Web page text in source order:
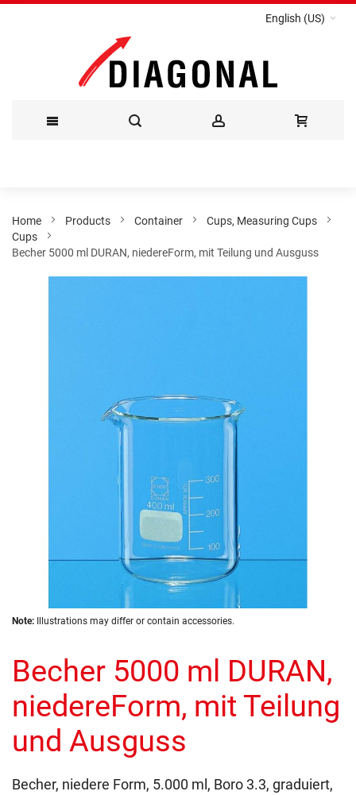
English (US)
Content
Home Products Container
Cups, Measuring Cups
Cups
Becher 5000 ml DURAN, niedereForm, mit Teilung und Ausguss
Skip
beginning
of
images
Note: Illustrations may differ or contain accessories.
Becher 5000 ml DURAN,
niedereForm, mit Teilung
und Ausguss
Becher, niedere Form, 5.000 ml, Boro 3.3, graduiert,